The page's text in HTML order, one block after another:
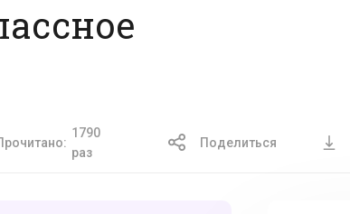
1790
раз
Поделиться